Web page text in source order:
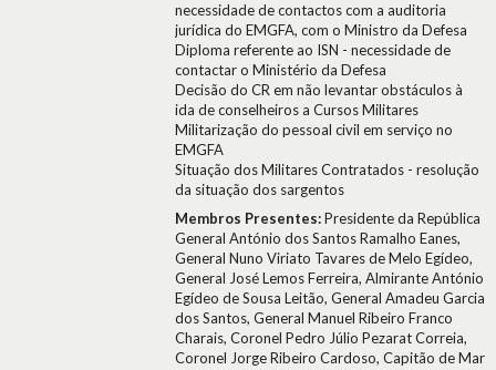
necessidade de contactos com a auditoria
jurídica do EMGFA, com o Ministro da Defesa
Diploma referente ao ISN - necessidade de
contactar o Ministério da Defesa
Decisão do CR em não levantar obstáculos à
ida de conselheiros a Cursos Militares
Militarização do pessoal civil em serviço no
EMGFA
Situação dos Militares Contratados - resolução
da situação dos sargentos
Membros Presentes:Presidente da República
General António dos Santos Ramalho Eanes,
General Nuno Viriato Tavares de Melo Egídeo,
General José Lemos Ferreira, Almirante António
Egídeo de Sousa Leitão, General Amadeu Garcia
dos Santos, General Manuel Ribeiro Franco
Charais, Coronel Pedro Júlio Pezarat Correia,
Coronel Jorge Ribeiro Cardoso, Capitão de Mar